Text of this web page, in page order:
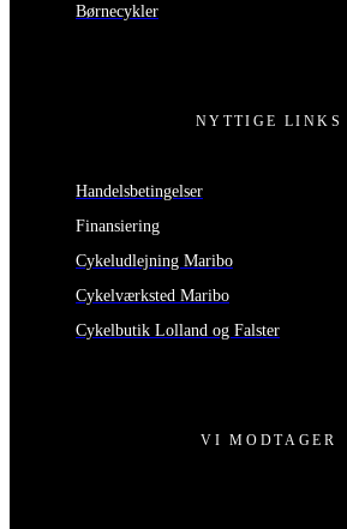
Børnecykler
NYTTIGE LINKS
Handelsbetingelser
Finansiering
Cykeludlejning Maribo
Cykelværksted Maribo
Cykelbutik Lolland og Falster
VI MODTAGER